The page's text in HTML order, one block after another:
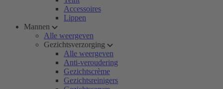
Accessoires
Lippen
Mannen
Alle weergeven
Gezichtsverzorging
Alle weergeven
Anti-veroudering
Gezichtscrème
Gezichtsreinigers